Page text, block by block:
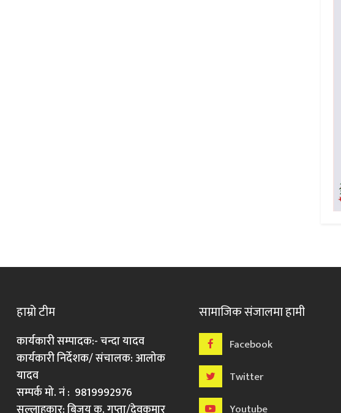
हाम्रो टीम
कार्यकारी सम्पादक:- चन्दा यादव
कार्यकारी निर्देशक/ संचालक: आलोक
यादव
सम्पर्क मो. नं : 9819992976
सामाजिक संजालमा हामी
Facebook
Twitter
Youtube